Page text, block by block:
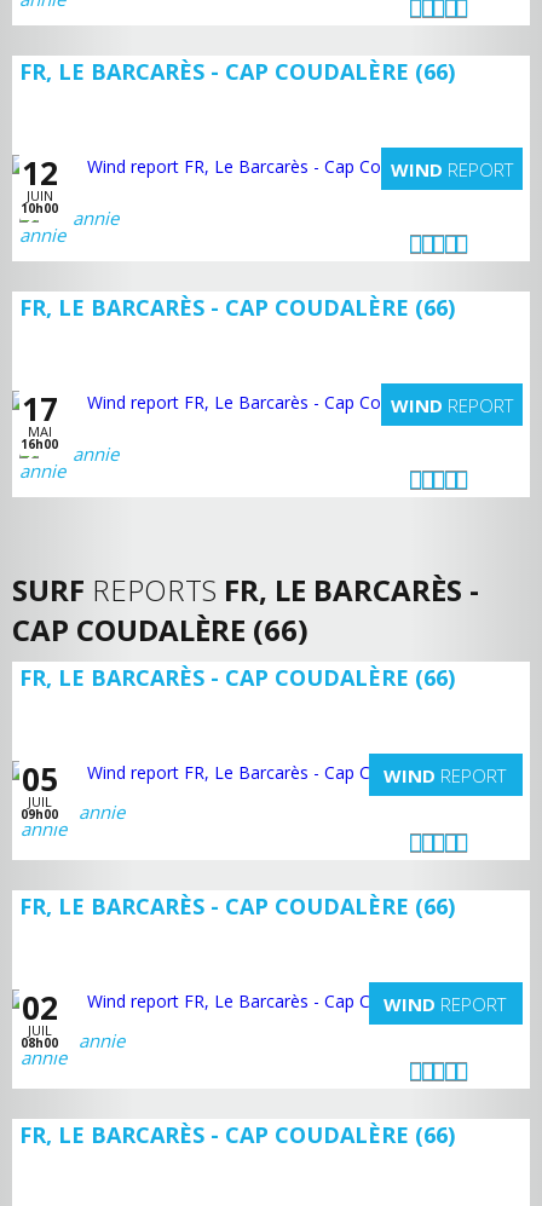
FR, LE BARCARÈS - CAP COUDALÈRE (66)
12
JUIN
10h00
WIND REPORT
annie
FR, LE BARCARÈS - CAP COUDALÈRE (66)
17
MAI
16h00
WIND REPORT
annie
SURF REPORTS FR, LE BARCARÈS -
CAP COUDALÈRE (66)
FR, LE BARCARÈS - CAP COUDALÈRE (66)
05
JUIL
09h00
WIND REPORT
annie
FR, LE BARCARÈS - CAP COUDALÈRE (66)
02
JUIL
08h00
WIND REPORT
annie
FR, LE BARCARÈS - CAP COUDALÈRE (66)